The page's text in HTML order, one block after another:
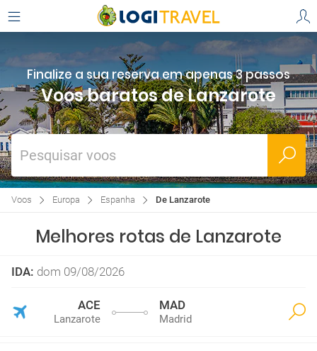
Finalize a sua reserva em apenas 3 passos
Voos baratos de Lanzarote
Pesquisar voos
Voos Europa Espanha De Lanzarote
Melhores rotas de Lanzarote
IDA: dom 09/08/2026
ACE
Lanzarote
MAD
Madrid